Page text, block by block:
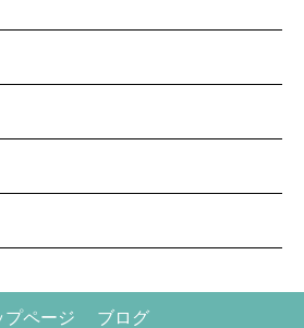
プページ ブログ